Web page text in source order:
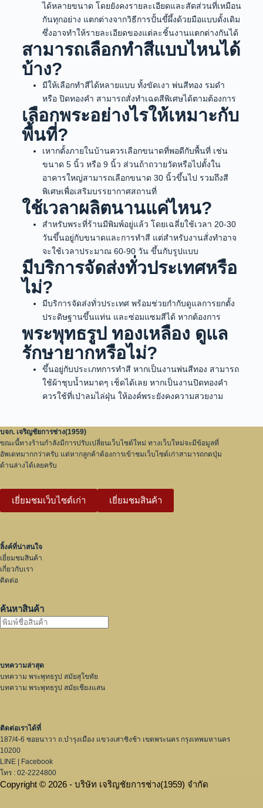
ได้หลายขนาด โดยยังคงรายละเอียดและสัดส่วนที่เหมือน
กันทุกอย่าง แตกต่างจากวิธีการปั้นขี้ผึ้งด้วยมือแบบดั้งเดิม
ซึ่งอาจทำให้รายละเอียดของแต่ละชิ้นงานแตกต่างกันได้
สามารถเลือกทำสีแบบไหนได้
บ้าง?
มีให้เลือกทำสีได้หลายแบบ ทั้งขัดเงา พ่นสีทอง รมดำ
หรือ ปิดทองคำ สามารถสั่งทำเฉดสีพิเศษได้ตามต้องการ
เลือกพระอย่างไรให้เหมาะกับ
พื้นที่?
เหากตั้งภายในบ้านควรเลือกขนาดที่พอดีกับพื้นที่ เช่น
ขนาด 5 นิ้ว หรือ 9 นิ้ว ส่วนถ้าถวายวัดหรือไปตั้งใน
อาคารใหญ่สามารถเลือกขนาด 30 นิ้วขึ้นไป รวมถึงสี
พิเศษเพื่อเสริมบรรยากาศสถานที่
ใช้เวลาผลิตนานแค่ไหน?
สำหรับพระที่ร้านมีพิมพ์อยู่แล้ว โดยเฉลี่ยใช้เวลา 20-30
วันขึ้นอยู่กับขนาดและการทำสี แต่สำหรับงานสั่งทำอาจ
จะใช้เวลาประมาณ 60-90 วัน ขึ้นกับรูปแบบ
มีบริการจัดส่งทั่วประเทศหรือ
ไม่?
มีบริการจัดส่งทั่วประเทศ พร้อมช่วยกำกับดูแลการยกตั้ง
ประดิษฐานขึ้นแท่น และซ่อมแซมสีได้ หากต้องการ
พระพุทธรูป ทองเหลือง ดูแล
รักษายากหรือไม่?
ขึ้นอยู่กับประเภทการทำสี หากเป็นงานพ่นสีทอง สามารถ
ใช้ผ้าชุบน้ำหมาดๆ เช็ดได้เลย หากเป็นงานปิดทองคำ
ควรใช้ที่เป่าลมไล่ฝุ่น ให้องค์พระยังคงความสวยงาม
บจก. เจริญชัยการช่าง(1959)
ขณะนี้ทางร้านกำลังมีการปรับเปลี่ยนเว็บไซต์ใหม่ ทางเว็บใหม่จะมีข้อมูลที่
อัพเดทมากกว่าครับ แต่หากลูกค้าต้องการเข้าชมเว็บไซต์เก่าสามารถกดปุ่ม
ด้านล่างได้เลยครับ
เยี่ยมชมเว็บไซต์เก่า เยี่ยมชมสินค้า
ลิ้งค์ที่น่าสนใจ
เยี่ยมชมสินค้า
เกี่ยวกับเรา
ติดต่อ
ค้นหาสินค้า
บทความล่าสุด
บทความ พระพุทธรูป สมัยสุโขทัย
บทความ พระพุทธรูป สมัยเชียงแสน
ติดต่อเราได้ที่
187/4-6 ซอยนาวา ถ.บำรุงเมือง แขวงเสาชิงช้า เขตพระนคร กรุงเทพมหานคร
10200
LINE | Facebook
โทร : 02-2224800
Copyright © 2026 - บริษัท เจริญชัยการช่าง(1959) จำกัด